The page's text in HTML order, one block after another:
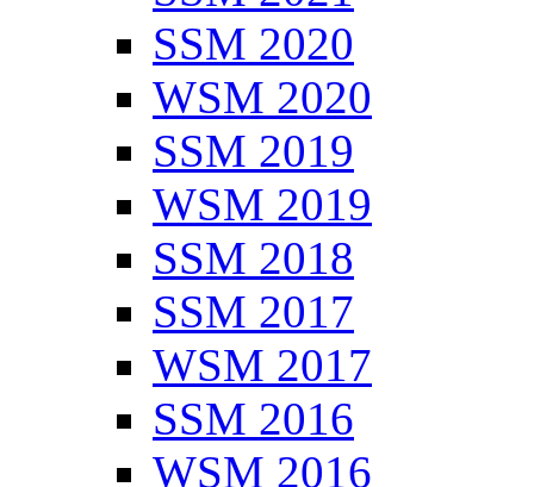
SSM 2020
WSM 2020
SSM 2019
WSM 2019
SSM 2018
SSM 2017
WSM 2017
SSM 2016
WSM 2016